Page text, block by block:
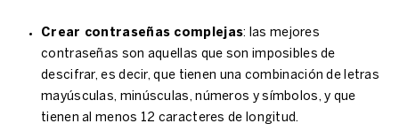
Crear contraseñas complejas: las mejores
contraseñas son aquellas que son imposibles de
descifrar, es decir, que tienen una combinación de letras
mayúsculas, minúsculas, números y símbolos, y que
tienen al menos 12 caracteres de longitud.